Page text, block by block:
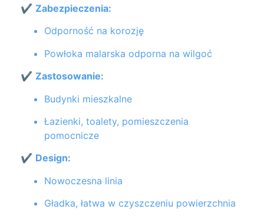
✔ Zabezpieczenia:
Odporność na korozję
Powłoka malarska odporna na wilgoć
✔ Zastosowanie:
Budynki mieszkalne
Łazienki, toalety, pomieszczenia
pomocnicze
✔ Design:
Nowoczesna linia
Gładka, łatwa w czyszczeniu powierzchnia